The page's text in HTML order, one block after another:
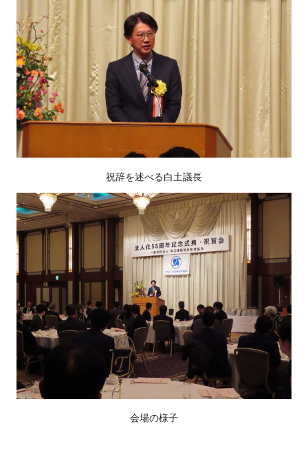
祝辞を述べる白土議長
会場の様子